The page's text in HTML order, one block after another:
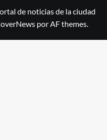
de noticias de la ciudad
por AF themes.